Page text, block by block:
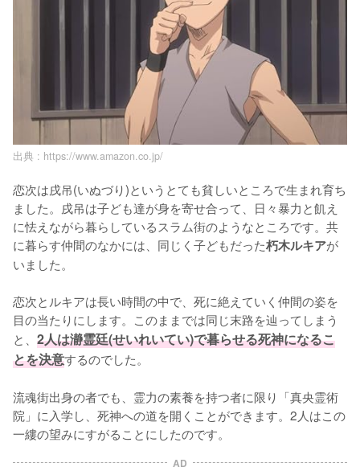
出典 : https://www.amazon.co.jp/
恋次は戌吊(いぬづり)というとても貧しいところで生まれ育ち
ました。戌吊は子ども達が身を寄せ合って、日々暴力と飢え
に怯えながら暮らしているスラム街のようなところです。共
に暮らす仲間のなかには、同じく子どもだった朽木ルキアが
いました。
恋次とルキアは長い時間の中で、死に絶えていく仲間の姿を
目の当たりにします。このままでは同じ末路を辿ってしまう
と、 2人は瀞霊廷(せいれいてい)で暮らせる死神になるこ
とを決意するのでした。
流魂街出身の者でも、霊力の素養を持つ者に限り「真央霊術
院」に入学し、死神への道を開くことができます。2人はこの
一縷の望みにすがることにしたのです。
AD